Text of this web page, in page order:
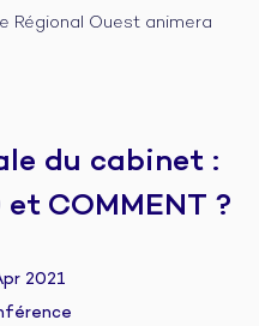
Régional Ouest animera
du cabinet :
COMMENT ?
2021